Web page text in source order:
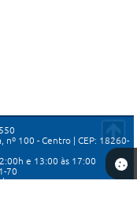
nº 100 - Centro | CEP: 18260-
e 13:00 às 17:00
70